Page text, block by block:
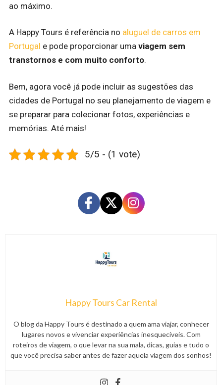
ao máximo.
A Happy Tours é referência no aluguel de carros em
Portugal e pode proporcionar uma viagem sem
transtornos e com muito conforto.
Bem, agora você já pode incluir as sugestões das
cidades de Portugal no seu planejamento de viagem e
se preparar para colecionar fotos, experiências e
memórias. Até mais!
5/5 - (1 vote)
Happy Tours Car Rental
O blog da Happy Tours é destinado a quem ama viajar, conhecer
lugares novos e vivenciar experiências inesquecíveis. Com
roteiros de viagem, o que levar na sua mala, dicas, guias e tudo o
que você precisa saber antes de fazer aquela viagem dos sonhos!